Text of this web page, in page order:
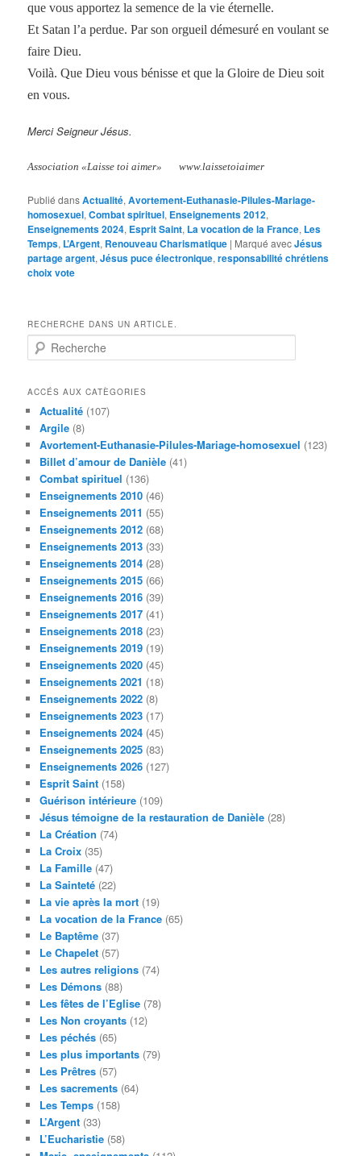
que vous apportez la semence de la vie éternelle.
Et Satan l’a perdue. Par son orgueil démesuré en voulant se
faire Dieu.
Voilà. Que Dieu vous bénisse et que la Gloire de Dieu soit
en vous.
Merci Seigneur Jésus.
Association «Laisse toi aimer» www.laissetoiaimer
Publié dansActualité,Avortement-Euthanasie-Pilules-Mariage-
homosexuel,Combat spirituel, Enseignements 2012,
Enseignements 2024, Esprit Saint, La vocation de la France, Les
Temps, L’Argent, Renouveau Charismatique | Marqué avecJésus
partage argent,Jésus puce électronique,responsabilité chrétiens
choix vote
RECHERCHE DANS UN ARTICLE.
e
h
c
h
e
ACCÉS AUX CATÈGORIES
Actualité (107)
Argile (8)
Avortement-Euthanasie-Pilules-Mariage-homosexuel (123)
Billet d’amour de Danièle (41)
Combat spirituel (136)
Enseignements 2010 (46)
Enseignements 2011 (55)
Enseignements 2012 (68)
Enseignements 2013 (33)
Enseignements 2014 (28)
Enseignements 2015 (66)
Enseignements 2016 (39)
Enseignements 2017 (41)
Enseignements 2018 (23)
Enseignements 2019 (19)
Enseignements 2020 (45)
Enseignements 2021 (18)
Enseignements 2022 (8)
Enseignements 2023 (17)
Enseignements 2024 (45)
Enseignements 2025 (83)
Enseignements 2026 (127)
Esprit Saint (158)
Guérison intérieure (109)
Jésus témoigne de la restauration de Danièle (28)
La Création (74)
La Croix (35)
La Famille (47)
La Sainteté (22)
La vie après la mort (19)
La vocation de la France (65)
Le Baptême (37)
Le Chapelet (57)
Les autres religions (74)
Les Démons (88)
Les fêtes de l’Eglise (78)
Les Non croyants (12)
Les péchés (65)
Les plus importants (79)
Les Prêtres (57)
Les sacrements (64)
Les Temps (158)
L’Argent (33)
L’Eucharistie (58)